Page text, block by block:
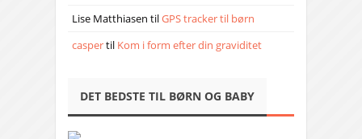
Lise Matthiasen tilGPS tracker til børn
caspertil Kom i form efter din graviditet
DET BEDSTE TIL BØRN OG BABY